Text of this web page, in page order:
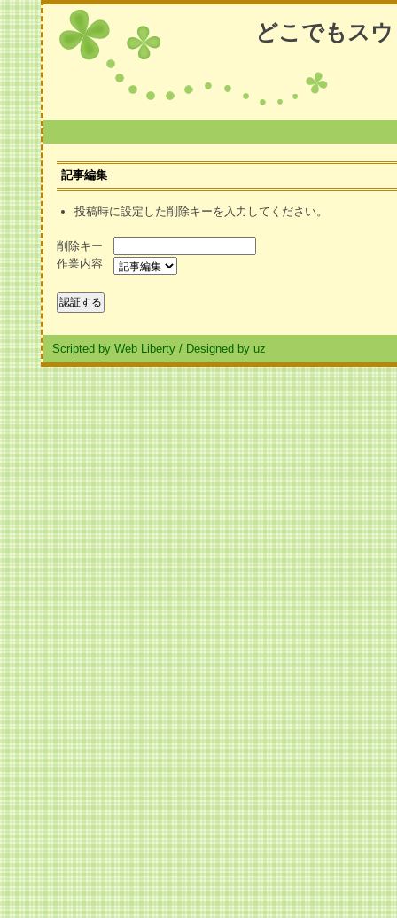
どこでもス
記事編集
投稿時に設定した削除キーを入力してください。
削除キー
作業内容
Scripted by Web Liberty / Designed by uz